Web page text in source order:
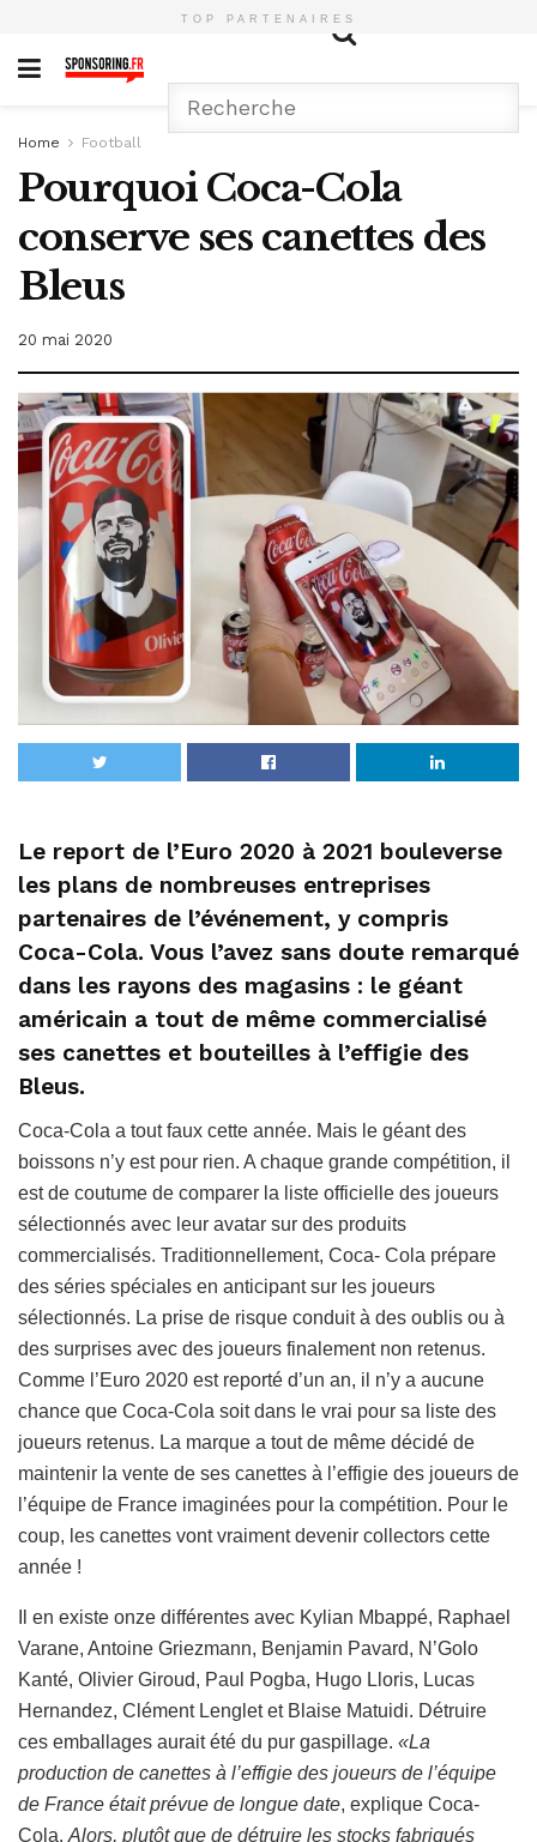
TOP PARTENAIRES
Home Football
Pourquoi Coca-Cola
conserve ses canettes des
Bleus
20 mai 2020
Le report de l’Euro 2020 à 2021 bouleverse
les plans de nombreuses entreprises
partenaires de l’événement, y compris
Coca-Cola. Vous l’avez sans doute remarqué
dans les rayons des magasins : le géant
américain a tout de même commercialisé
ses canettes et bouteilles à l’effigie des
Bleus.
Coca-Cola a tout faux cette année. Mais le géant des
boissons n’y est pour rien. A chaque grande compétition, il
est de coutume de comparer la liste officielle des joueurs
sélectionnés avec leur avatar sur des produits
commercialisés. Traditionnellement, Coca- Cola prépare
des séries spéciales en anticipant sur les joueurs
sélectionnés. La prise de risque conduit à des oublis ou à
des surprises avec des joueurs finalement non retenus.
Comme l’Euro 2020 est reporté d’un an, il n’y a aucune
chance que Coca-Cola soit dans le vrai pour sa liste des
joueurs retenus. La marque a tout de même décidé de
maintenir la vente de ses canettes à l’effigie des joueurs de
l’équipe de France imaginées pour la compétition. Pour le
coup, les canettes vont vraiment devenir collectors cette
année !
Il en existe onze différentes avec Kylian Mbappé, Raphael
Varane, Antoine Griezmann, Benjamin Pavard, N’Golo
Kanté, Olivier Giroud, Paul Pogba, Hugo Lloris, Lucas
Hernandez, Clément Lenglet et Blaise Matuidi. Détruire
ces emballages aurait été du pur gaspillage. «La
production de canettes à l’effigie des joueurs de l’équipe
de France était prévue de longue date, explique Coca-
Cola. Alors, plutôt que de détruire les stocks fabriqués